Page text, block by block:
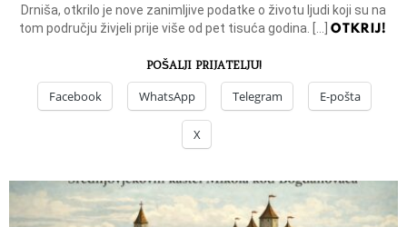
Drniša, otkrilo je nove zanimljive podatke o životu ljudi koji su na
tom području živjeli prije više od pet tisuća godina. […]OTKRIJ!
POŠALJI PRIJATELJU!
Facebook WhatsApp Telegram E-pošta
X